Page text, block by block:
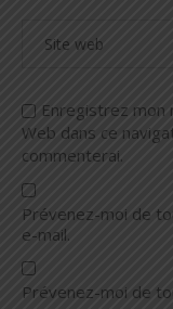
Enregistrez mon
Web dans ce
commenterai.
Prévenez-moi de
e-mail.
Prévenez-moi de